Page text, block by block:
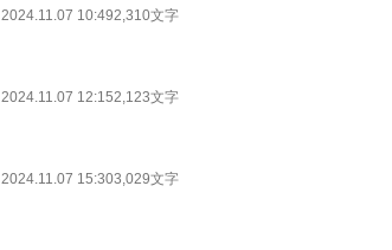
2024.11.07 10:492,310文字
2024.11.07 12:152,123文字
2024.11.07 15:303,029文字